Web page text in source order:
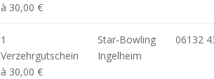
à 30,00 €
1
Verzehrgutschein
à 30,00 €
Star-Bowling
Ingelheim
06132